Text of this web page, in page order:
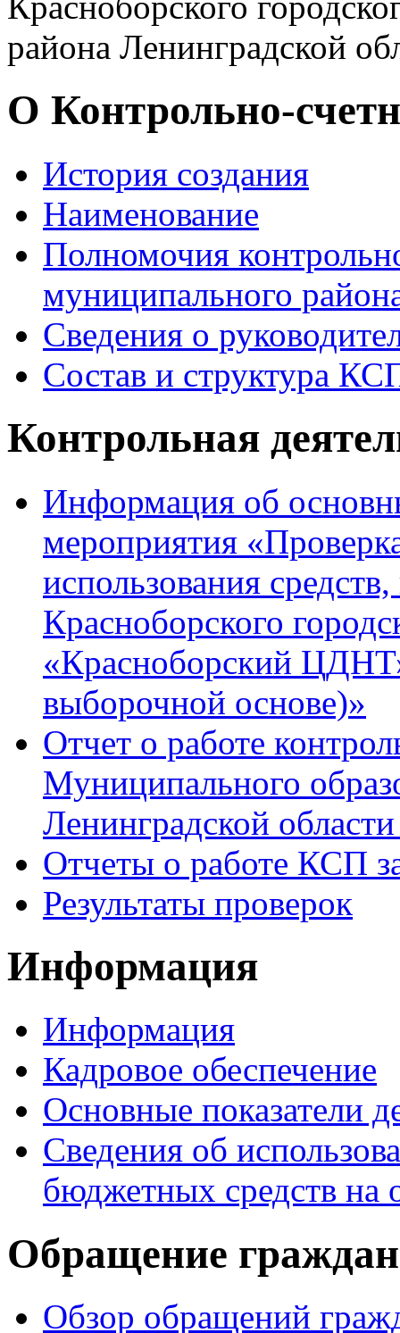
района Ленинградской
О Контрольно-
История создания
Наименование
Полномочия
муниципального
Сведения о
Состав и структура
Контрольная
Информация об
мероприятия
использования
Красноборского
«Красноборский
выборочной основе)»
Отчет о работе
Муниципального
Ленинградской
Отчеты о работе КСП
Результаты проверок
Информация
Информация
Кадровое обеспечение
Основные показатели
Сведения об
бюджетных средств на
Обращение
Обзор обращений